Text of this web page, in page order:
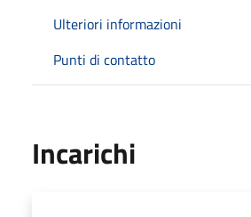
Ulteriori informazioni
Punti di contatto
Incarichi